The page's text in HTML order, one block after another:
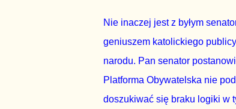
Nie inaczej jest z byłym
geniuszem katolickiego
narodu. Pan senator
Platforma Obywatelska nie
doszukiwać się braku logiki w